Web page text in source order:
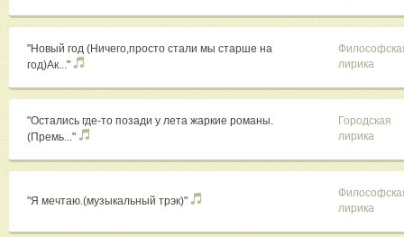
"Новый год (Ничего,просто стали мы старше на
год)Ак..."
лирика
"Остались где-то позади у лета жаркие романы.
(Премь..."
Городская
лирика
"Я мечтаю.(музыкальный трэк)"
лирика